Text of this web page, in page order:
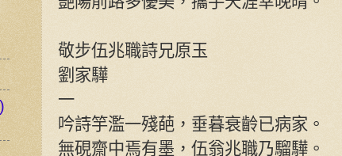
敬步伍兆職詩兄原玉
劉家驊
一
吟詩竽濫一殘葩，垂暮衰齡已病家。
無硯齋中焉有墨，伍翁兆職乃騮驊。